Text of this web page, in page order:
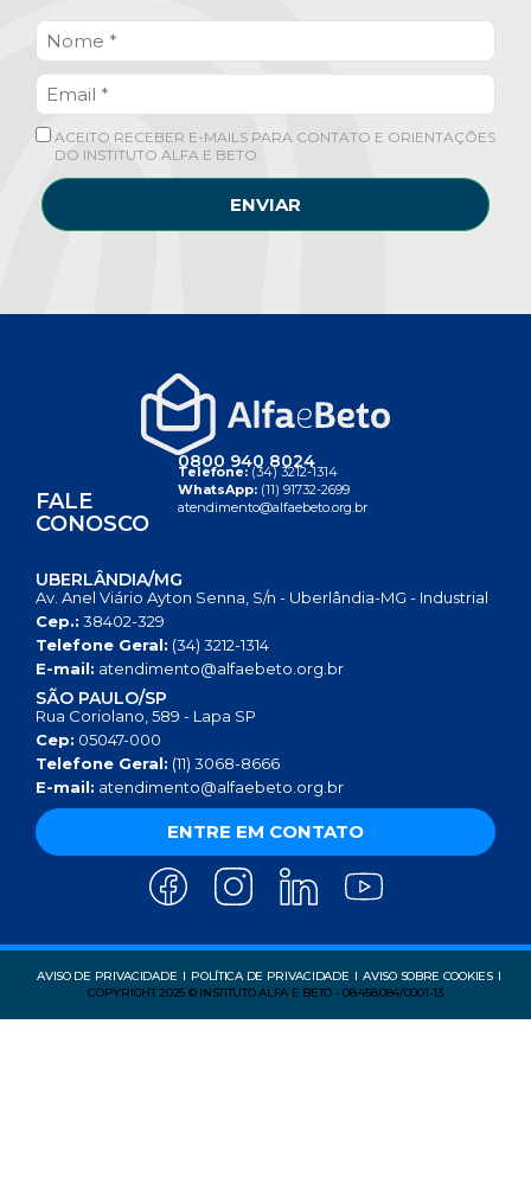
ACEITO RECEBER E-MAILS PARA CONTATO E ORIENTAÇÕES
DO INSTITUTO ALFA E BETO.
ENVIAR
FALE
CONOSCO
0800 940 8024
Telefone:(34) 3212-1314
WhatsApp: (11) 91732-2699
atendimento@alfaebeto.org.br
UBERLÂNDIA/MG
Av. Anel Viário Ayton Senna, S/n - Uberlândia-MG - Industrial
Cep.: 38402-329
Telefone Geral: (34) 3212-1314
E-mail: atendimento@alfaebeto.org.br
SÃO PAULO/SP
Rua Coriolano, 589 - Lapa SP
Cep: 05047-000
Telefone Geral: (11) 3068-8666
E-mail: atendimento@alfaebeto.org.br
ENTRE EM CONTATO
AVISO DE PRIVACIDADE POLÍTICA DE PRIVACIDADE
AVISO SOBRE COOKIES
COPYRIGHT 2025 © INSTITUTO ALFA E BETO - 08.458.084/0001-13